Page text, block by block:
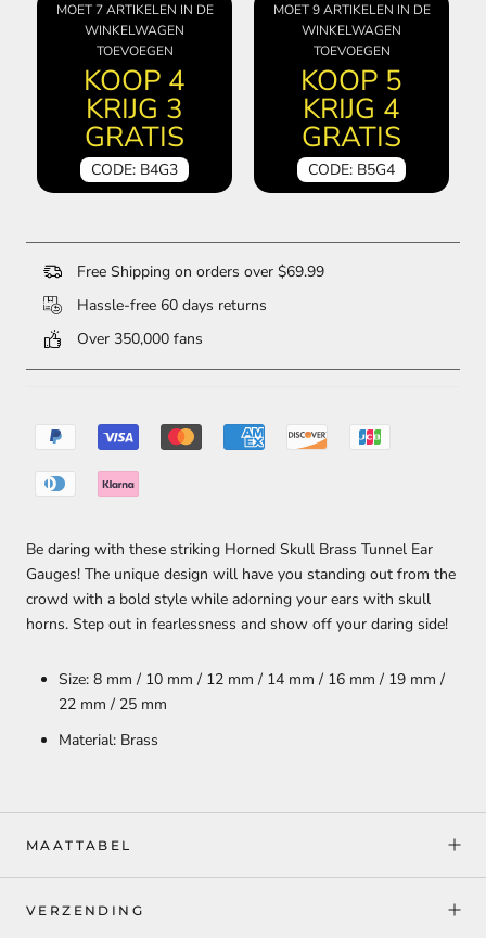
MOET 7 ARTIKELEN IN DE
WINKELWAGEN
TOEVOEGEN
KOOP 4
KRIJG 3
GRATIS
CODE: B4G3
MOET 9 ARTIKELEN IN DE
WINKELWAGEN
TOEVOEGEN
KOOP 5
KRIJG 4
GRATIS
CODE: B5G4
Free Shipping on orders over $69.99
Hassle-free 60 days returns
Over 350,000 fans
Be daring with these striking Horned Skull Brass Tunnel Ear
Gauges! The unique design will have you standing out from the
crowd with a bold style while adorning your ears with skull
horns. Step out in fearlessness and show off your daring side!
Size: 8 mm / 10 mm / 12 mm / 14 mm / 16 mm / 19 mm /
22 mm / 25 mm
Material: Brass
MAATTABEL
VERZENDING